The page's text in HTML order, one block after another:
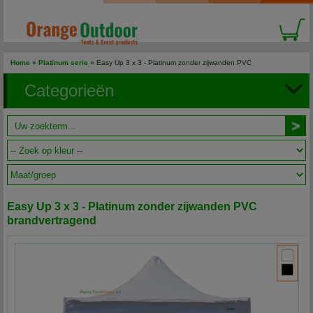
Home » Platinum serie » Easy Up 3 x 3 - Platinum zonder zijwanden PVC
brandvertragend
Categorieën
Easy Up 3 x 3 - Platinum zonder zijwanden PVC
brandvertragend